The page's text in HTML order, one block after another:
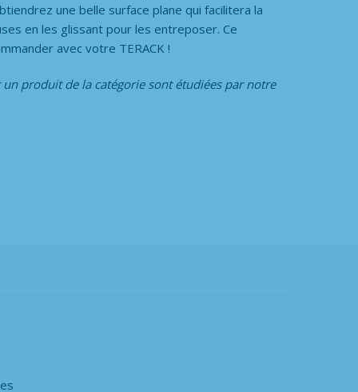
une belle surface plane qui facilitera la
en les glissant pour les entreposer. Ce
avec votre TERACK !
un produit de la catégorie sont étudiées par notre